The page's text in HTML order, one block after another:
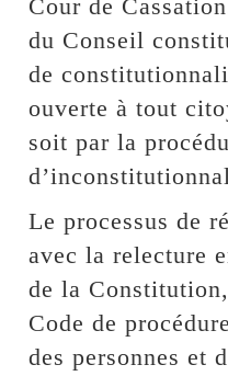
Cour de
du Conseil
de
ouverte à tout
soit par la
Le processus de
avec la relecture
de la
Code de
des personnes et